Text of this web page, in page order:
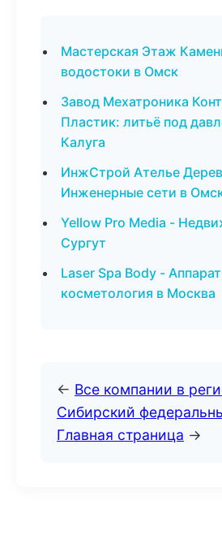
Мастерская Этаж
водостоки в Омск
Завод Мехатроника
Пластик: литьё под
Калуга
ИнжСтрой Ателье
Инженерные сети в
Yellow Pro Media -
Сургут
Laser Spa Body -
косметология в Москва
← Все компании в
Сибирский
Главная страница →